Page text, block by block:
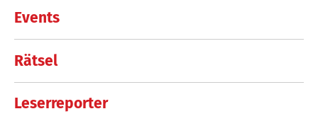
Events
Rätsel
Leserreporter